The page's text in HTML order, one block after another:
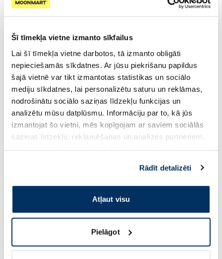
Šī tīmekļa vietne izmanto sīkfailus
Lai šī tīmekļa vietne darbotos, tā izmanto obligāti
nepieciešamās sīkdatnes. Ar jūsu piekrišanu papildus
šajā vietnē var tikt izmantotas statistikas un sociālo
mediju sīkdatnes, lai personalizētu saturu un reklāmas,
nodrošinātu sociālo saziņas līdzekļu funkcijas un
analizētu mūsu datplūsmu. Informāciju par to, kā jūs
izmantojat šo vietni, mēs kopīgojam ar saviem sociālās
saziņas līdzekļu, reklamēšanas un analīzes partneriem,
pakalpojumus. Ja piekrītat šo papildu sīkdatņu
izmantošanai, lūdzu, atzīmējiet savu izvēli:
Rādīt detalizēti
Atļaut visu
Pielāgot
DERMOXEN 4 Girls intīmās
-35%
BUBCHEN Wash Gel